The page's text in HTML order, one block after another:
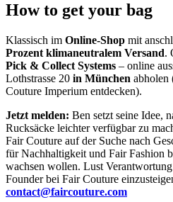
How to get your bag
Klassisch im Online-Shop mit
Prozent klimaneutralem Versand.
Pick & Collect Systems – online
Lothstrasse 20 in München abholen
Couture Imperium entdecken).
Jetzt melden: Ben setzt seine Idee,
Rucksäcke leichter verfügbar zu
Fair Couture auf der Suche nach
für Nachhaltigkeit und Fair Fashion
wachsen wollen. Lust
Founder bei Fair Couture
contact@faircouture.com